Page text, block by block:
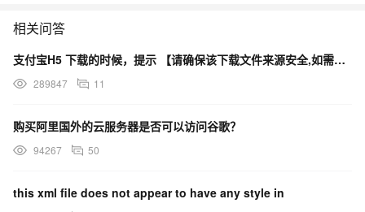
相关问答
支付宝H5 下载的时候，提示 【请确保该下载文件来源安全,如需浏览,请长按网址复制后使用浏览器访问】
289847 11
购买阿里国外的云服务器是否可以访问谷歌？
94267 50
this xml file does not appear to have any style in